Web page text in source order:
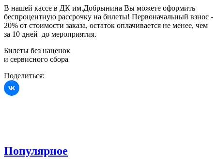
В нашей кассе в ДК им.Добрынина Вы можете оформить
беспроцентную рассрочку на билеты! Первоначальный взнос -
20% от стоимости заказа, остаток оплачивается не менее, чем
за 10 дней до мероприятия.
Билеты без наценок
и сервисного сбора
Поделиться:
Популярное